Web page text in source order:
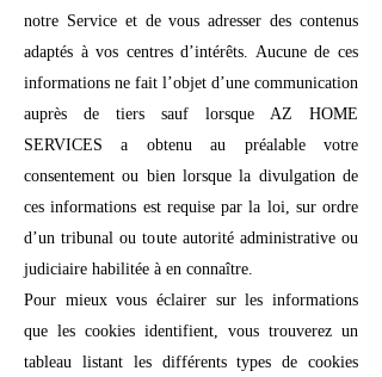
notre Service et de vous adresser des contenus
adaptés à vos centres d’intérêts. Aucune de ces
informations ne fait l’objet d’une communication
auprès de tiers sauf lorsque AZ HOME
SERVICES a obtenu au préalable votre
consentement ou bien lorsque la divulgation de
ces informations est requise par la loi, sur ordre
d’un tribunal ou toute autorité administrative ou
judiciaire habilitée à en connaître.
Pour mieux vous éclairer sur les informations
que les cookies identifient, vous trouverez un
tableau listant les différents types de cookies